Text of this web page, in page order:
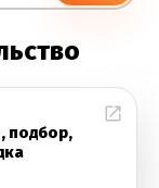
подбор,